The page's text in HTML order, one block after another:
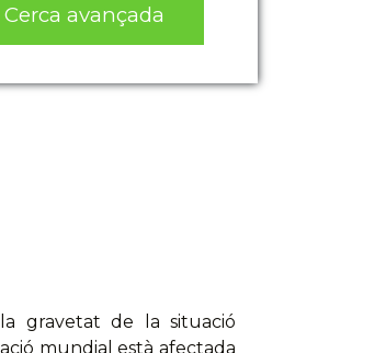
Cerca avançada
gravetat de la situació
mundial està afectada